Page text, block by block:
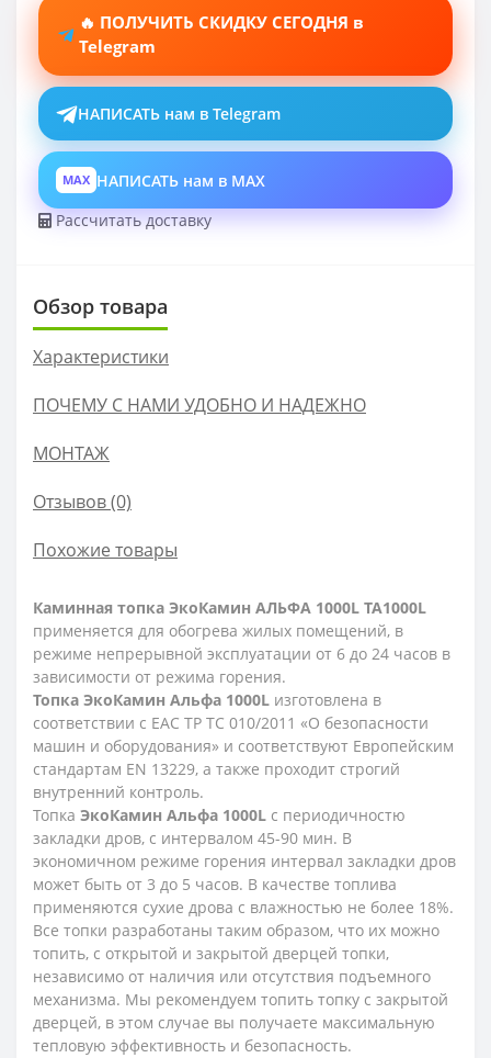
🔥 ПОЛУЧИТЬ СКИДКУ СЕГОДНЯ в
Telegram
НАПИСАТЬ нам в Telegram
MAX НАПИСАТЬ нам в MAX
Рассчитать доставку
Обзор товара
Характеристики
ПОЧЕМУ С НАМИ УДОБНО И НАДЕЖНО
МОНТАЖ
Отзывов (0)
Похожие товары
Каминная топка ЭкоКамин АЛЬФА 1000L TA1000L
применяется для обогрева жилых помещений, в
режиме непрерывной эксплуатации от 6 до 24 часов в
зависимости от режима горения.
Топка ЭкоКамин Альфа 1000L изготовлена в
соответствии с ЕАС ТР ТС 010/2011 «О безопасности
машин и оборудования» и соответствуют Европейским
стандартам EN 13229, а также проходит строгий
внутренний контроль.
Топка ЭкоКамин Альфа 1000L с периодичностю
закладки дров, с интервалом 45-90 мин. В
экономичном режиме горения интервал закладки дров
может быть от 3 до 5 часов. В качестве топлива
применяются сухие дрова с влажностью не более 18%.
Все топки разработаны таким образом, что их можно
топить, с открытой и закрытой дверцей топки,
независимо от наличия или отсутствия подъемного
механизма. Мы рекомендуем топить топку с закрытой
дверцей, в этом случае вы получаете максимальную
тепловую эффективность и безопасность.